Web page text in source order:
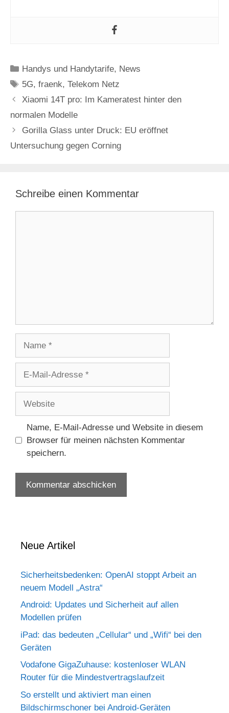
y
i
e
Kategorien
Handys und Handytarife, News
Schlagwörter
5G,fraenk,Telekom Netz
Xiaomi 14T pro: Im Kameratest hinter den
normalen Modelle
Gorilla Glass unter Druck: EU eröffnet
Untersuchung gegen Corning
Schreibe einen Kommentar
Adresse
Name, E-Mail-Adresse und Website in diesem
Browser für meinen nächsten Kommentar
speichern.
Neue Artikel
Sicherheitsbedenken: OpenAI stoppt Arbeit an
neuem Modell „Astra“
Android: Updates und Sicherheit auf allen
Modellen prüfen
iPad: das bedeuten „Cellular“ und „Wifi“ bei den
Geräten
Vodafone GigaZuhause: kostenloser WLAN
Router für die Mindestvertragslaufzeit
So erstellt und aktiviert man einen
Bildschirmschoner bei Android-Geräten